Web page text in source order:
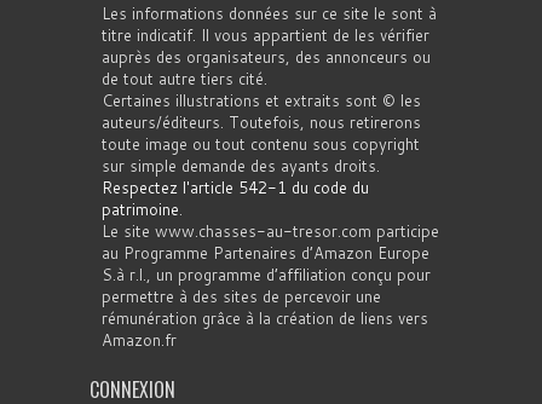
Les informations données sur ce site le sont à
titre indicatif. Il vous appartient de les vérifier
auprès des organisateurs, des annonceurs ou
de tout autre tiers cité.
Certaines illustrations et extraits sont © les
auteurs/éditeurs. Toutefois, nous retirerons
toute image ou tout contenu sous copyright
sur simple demande des ayants droits.
Respectez l'article 542-1 du code du
patrimoine.
Le site www.chasses-au-tresor.com participe
au Programme Partenaires d’Amazon Europe
S.à r.l., un programme d’affiliation conçu pour
permettre à des sites de percevoir une
rémunération grâce à la création de liens vers
Amazon.fr
CONNEXION